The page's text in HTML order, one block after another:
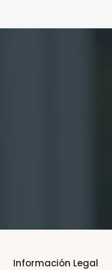
Información Legal